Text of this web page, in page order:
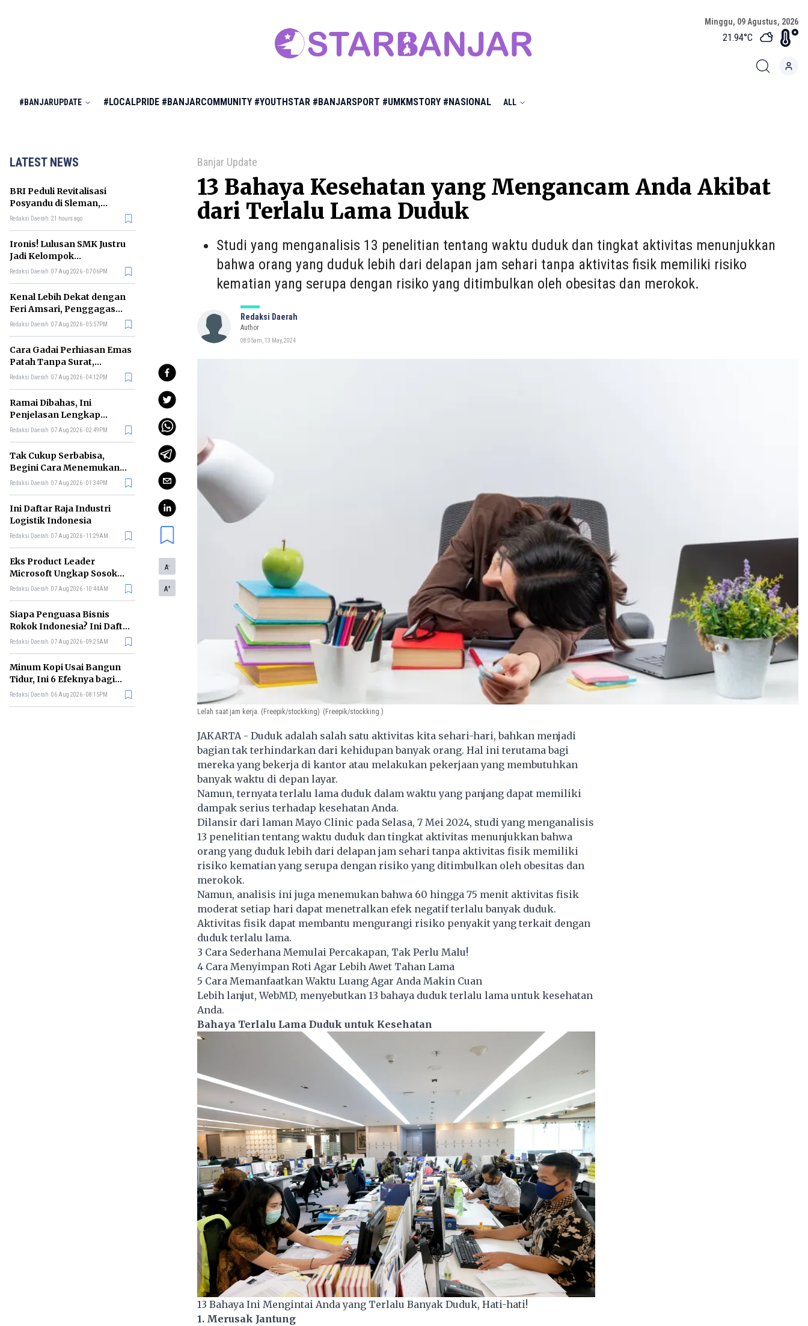
Minggu, 09 Agustus, 2026
21.94°C
#BANJARUPDATE #LOCALPRIDE #BANJARCOMMUNITY #YOUTHSTAR #BANJARSPORT #UMKMSTORY #NASIONAL ALL
LATEST NEWS
BRI Peduli Revitalisasi
Posyandu di Sleman,
Dorong Penurunan
Redaksi Daerah 21 hours ago
Ironis! Lulusan SMK Justru
Jadi Kelompok
Pengangguran Terbanyak
Redaksi Daerah 07 Aug 2026 - 07:06PM
Kenal Lebih Dekat dengan
Feri Amsari, Penggagas
Kabinet Bayangan
Redaksi Daerah 07 Aug 2026 - 05:57PM
Cara Gadai Perhiasan Emas
Patah Tanpa Surat,
Ternyata Tetap Bisa!
Redaksi Daerah 07 Aug 2026 - 04:12PM
Ramai Dibahas, Ini
Penjelasan Lengkap
tentang Konsep Kabinet
Redaksi Daerah 07 Aug 2026 - 02:49PM
Tak Cukup Serbabisa,
Begini Cara Menemukan
'Spike' agar CV Dilirik HR
Redaksi Daerah 07 Aug 2026 - 01:34PM
Ini Daftar Raja Industri
Logistik Indonesia
Redaksi Daerah 07 Aug 2026 - 11:29AM
Eks Product Leader
Microsoft Ungkap Sosok
yang Paling Cocok
Redaksi Daerah 07 Aug 2026 - 10:44AM
Siapa Penguasa Bisnis
Rokok Indonesia? Ini Daftar
Perusahaan Terbesarnya
Redaksi Daerah 07 Aug 2026 - 09:25AM
Minum Kopi Usai Bangun
Tidur, Ini 6 Efeknya bagi
Kesehatan Tubuh
Redaksi Daerah 06 Aug 2026 - 08:15PM
Banjar Update
13 Bahaya Kesehatan yang Mengancam Anda Akibat
dari Terlalu Lama Duduk
Studi yang menganalisis 13 penelitian tentang waktu duduk dan tingkat aktivitas menunjukkan
bahwa orang yang duduk lebih dari delapan jam sehari tanpa aktivitas fisik memiliki risiko
kematian yang serupa dengan risiko yang ditimbulkan oleh obesitas dan merokok.
Redaksi Daerah
Author
08:05am, 13 May, 2024
A-
A+
Lelah saat jam kerja. (Freepik/stockking) (Freepik/stockking.)
JAKARTA - Duduk adalah salah satu aktivitas kita sehari-hari, bahkan menjadi
bagian tak terhindarkan dari kehidupan banyak orang. Hal ini terutama bagi
mereka yang bekerja di kantor atau melakukan pekerjaan yang membutuhkan
banyak waktu di depan layar.
Namun, ternyata terlalu lama duduk dalam waktu yang panjang dapat memiliki
dampak serius terhadap kesehatan Anda.
Dilansir dari laman Mayo Clinic pada Selasa, 7 Mei 2024, studi yang menganalisis
13 penelitian tentang waktu duduk dan tingkat aktivitas menunjukkan bahwa
orang yang duduklebih dari delapan jam sehari tanpa aktivitas fisik memiliki
risiko kematian yang serupa dengan risiko yang ditimbulkan oleh obesitas dan
merokok.
Namun, analisis ini juga menemukan bahwa 60 hingga 75 menit aktivitas fisik
moderat setiap hari dapat menetralkan efek negatif terlalu banyak duduk.
Aktivitas fisik dapat membantu mengurangi risiko penyakit yang terkait dengan
duduk terlalu lama.
3 Cara Sederhana Memulai Percakapan, Tak Perlu Malu!
4 Cara Menyimpan Roti Agar Lebih Awet Tahan Lama
5 Cara Memanfaatkan Waktu Luang Agar Anda Makin Cuan
Lebih lanjut, WebMD, menyebutkan 13 bahaya duduk terlalu lama untuk kesehatan
Anda.
Bahaya Terlalu Lama Duduk untuk Kesehatan
13 Bahaya Ini Mengintai Anda yang Terlalu Banyak Duduk, Hati-hati!
1. Merusak Jantung